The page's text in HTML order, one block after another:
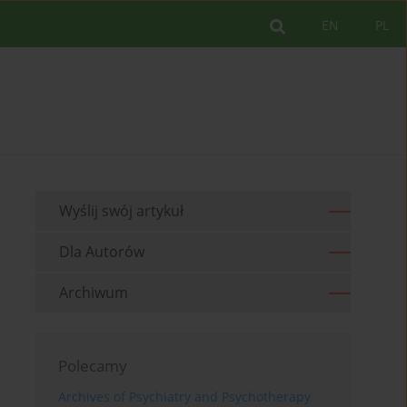
PL
EN
Wyślij swój artykuł
Dla Autorów
Archiwum
Polecamy
Archives of Psychiatry and Psychotherapy